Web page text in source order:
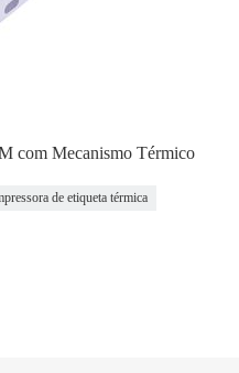
com Mecanismo Térmico
de etiqueta térmica